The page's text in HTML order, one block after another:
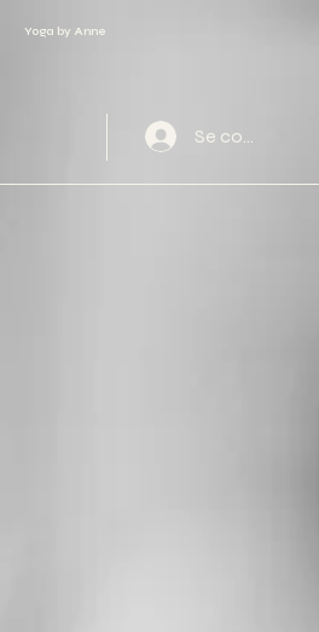
Yoga by Anne
Se connecter